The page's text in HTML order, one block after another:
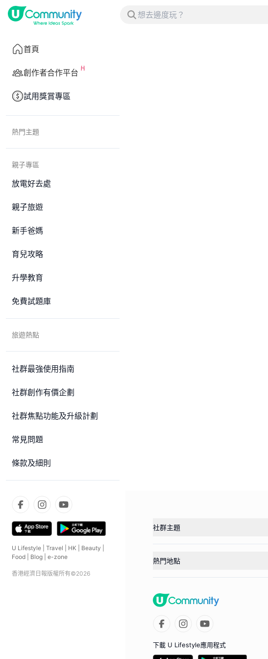
首頁
創作者合作平台
試用獎賞專區
熱門主題
親子專區
放電好去處
親子旅遊
新手爸媽
育兒攻略
升學教育
免費試題庫
旅遊熱點
社群最強使用指南
社群創作有價企劃
社群焦點功能及升級計劃
常見問題
條款及細則
U Lifestyle Travel HK Beauty
Food
Blog e-zone
香港經濟日報版權所有©2026
社群主題
熱門地點
下載 U Lifestyle應用程式